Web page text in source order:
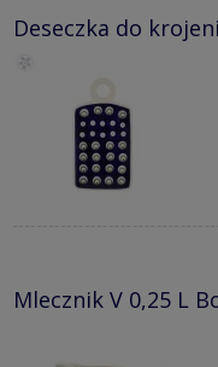
Deseczka do
Mlecznik V 0,25 L